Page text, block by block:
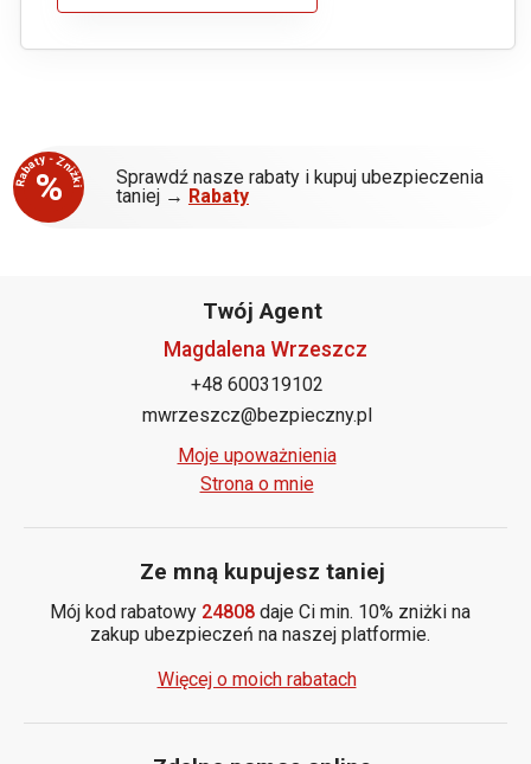
%
Rabaty - Zniżki
Sprawdź nasze rabaty i kupuj ubezpieczenia
taniej → Rabaty
Twój Agent
Magdalena Wrzeszcz
+48 600319102
mwrzeszcz@bezpieczny.pl
Moje upoważnienia
Strona o mnie
Ze mną kupujesz taniej
Mój kod rabatowy 24808daje Ci min. 10% zniżki na
zakup ubezpieczeń na naszej platformie.
Więcej o moich rabatach